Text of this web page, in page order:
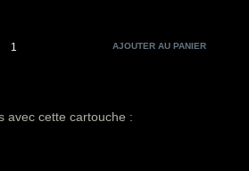
avec cette cartouche :